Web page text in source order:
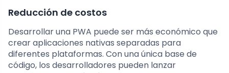
Reducción de costos
Desarrollar una PWA puede ser más económico que
crear aplicaciones nativas separadas para
diferentes plataformas. Con una única base de
código, los desarrolladores pueden lanzar